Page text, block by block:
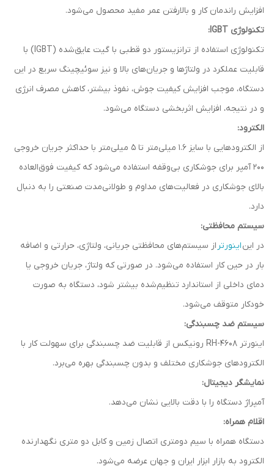
افزایش راندمان کار و بالارفتن عمر مفید محصول می‌شود.
تکنولوژی IGBT:
تکنولوژی استفاده از ترانزیستور دو قطبی با گیت عایق‌شده (IGBT) با
قابلیت عملکرد در ولتاژها و جریان‌های بالا و نیز سوئیچینگ سریع در این
دستگاه، موجب افزایش کیفیت جوش، نفوذ بیشتر، کاهش مصرف انرژی
و در نتیجه، افزایش اثربخشی دستگاه می‌شود.
الکترود:
از الکترودهایی با سایز 1.6 میلی‌متر تا 5 میلی‌متر با حداکثر جریان خروجی
200 آمپر برای جوشکاری بی‌وقفه استفاده می‌شود که کیفیت فوق‌العاده
بالای جوشکاری در فعالیت‌های مداوم و طولانی‌مدت صنعتی را به دنبال
دارد.
سیستم محافظتی:
در ایناینورتر از سیستم‌های محافظتی جریانی، ولتاژی، حرارتی و اضافه
بار در حین کار استفاده می‌شود. در صورتی که ولتاژ، جریان خروجی یا
دمای داخلی از استاندارد تنظیم‌شده بیشتر شود، دستگاه به صورت
خودکار متوقف می‌شود.
سیستم ضد چسبندگی:
اینورتر RH-4608 رونیکس از قابلیت ضد چسبندگی برای سهولت کار با
الکترودهای جوشکاری مختلف و بدون چسبندگی بهره می‌برد.
نمایشگر دیجیتال:
آمپراژ دستگاه را با دقت بالایی نشان می‌دهد.
اقلام همراه:
دستگاه همراه با سیم دومتری اتصال زمین و کابل دو متری نگهدارنده
الکترود به بازار ابزار ایران و جهان عرضه می‌شود.